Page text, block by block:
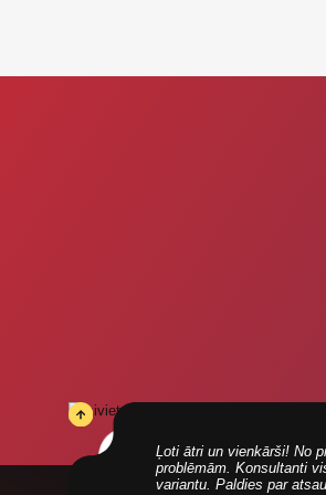
Ļoti ātri un vienkārši! No
problēmām. Konsultanti
variantu. Paldies par